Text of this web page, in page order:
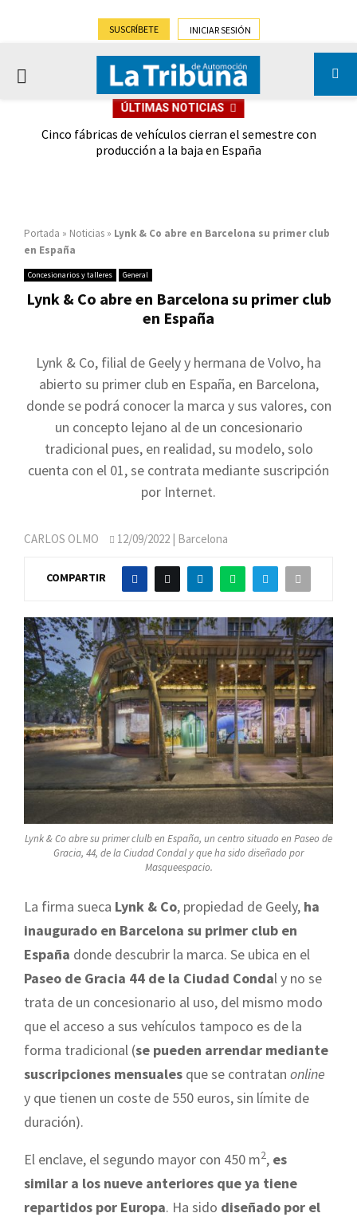
SUSCRÍBETE INICIAR SESIÓN
PRIMARY
ÚLTIMAS NOTICIAS
Cinco fábricas de vehículos cierran el semestre con
producción a la baja en España
Portada » Noticias » Lynk & Co abre en Barcelona su primer club
en España
Concesionarios y talleres General
Lynk & Co abre en Barcelona su primer club
en España
Lynk & Co, filial de Geely y hermana de Volvo, ha
abierto su primer club en España, en Barcelona,
donde se podrá conocer la marca y sus valores, con
un concepto lejano al de un concesionario
tradicional pues, en realidad, su modelo, solo
cuenta con el 01, se contrata mediante suscripción
por Internet.
CARLOS OLMO 12/09/2022 | Barcelona
COMPARTIR
Lynk & Co abre su primer clulb en España, un centro situado en Paseo de
Gracia, 44, de la Ciudad Condal y que ha sido diseñado por
Masqueespacio.
La firma sueca Lynk & Co, propiedad de Geely, ha
inaugurado en Barcelona su primer club en
España donde descubrir la marca. Se ubica en el
Paseo de Gracia 44 de la Ciudad Condal y no se
trata de un concesionario al uso, del mismo modo
que el acceso a sus vehículos tampoco es de la
forma tradicional (se pueden arrendar mediante
suscripciones mensuales que se contratan online
y que tienen un coste de 550 euros, sin límite de
duración).
El enclave, el segundo mayor con 450 m2, es
similar a los nueve anteriores que ya tiene
repartidos por Europa. Ha sido diseñado por el